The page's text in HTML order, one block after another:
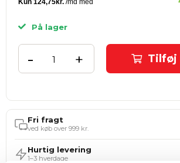
På lager
+
- Tilføj
Fri fragt
ved køb over 999 kr.
Hurtig levering
1–3 hverdage